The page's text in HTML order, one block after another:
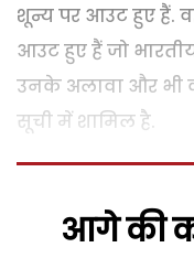
शून्य पर आउट हुए हैं.
आउट हुए हैं जो
उनके अलावा और भी
सूची में शामिल है.
आगे की